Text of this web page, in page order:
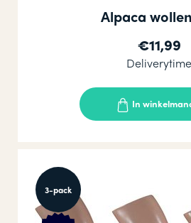
Alpaca
€11,99
Deliverytime
In
3-pack